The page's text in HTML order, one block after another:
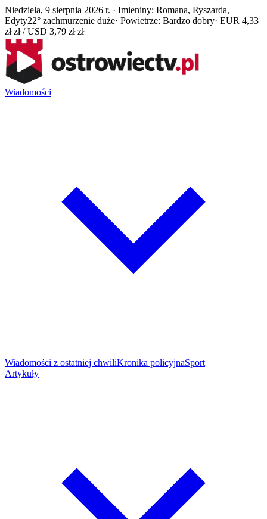
Niedziela, 9 sierpnia 2026 r. · Imieniny: Romana, Ryszarda,
Edyty22° zachmurzenie duże· Powietrze: Bardzo dobry· EUR 4,33
zł zł / USD 3,79 zł zł
Wiadomości
Wiadomości z ostatniej chwiliKronika policyjnaSport
Artykuły